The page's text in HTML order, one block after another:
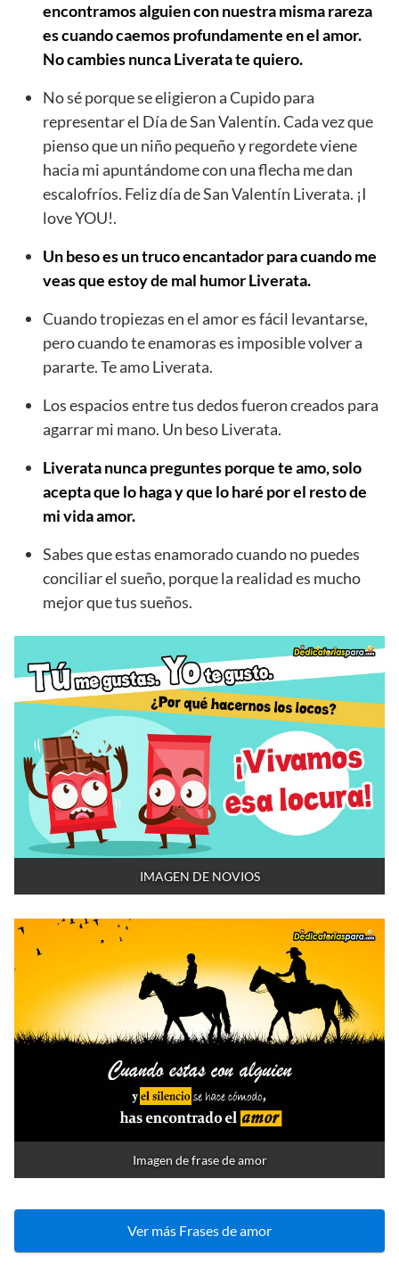
encontramos alguien con nuestra misma rareza
es cuando caemos profundamente en el amor.
No cambies nunca Liverata te quiero.
No sé porque se eligieron a Cupido para
representar el Día de San Valentín. Cada vez que
pienso que un niño pequeño y regordete viene
hacia mi apuntándome con una flecha me dan
escalofríos. Feliz día de San Valentín Liverata. ¡I
love YOU!.
Un beso es un truco encantador para cuando me
veas que estoy de mal humor Liverata.
Cuando tropiezas en el amor es fácil levantarse,
pero cuando te enamoras es imposible volver a
pararte. Te amo Liverata.
Los espacios entre tus dedos fueron creados para
agarrar mi mano. Un beso Liverata.
Liverata nunca preguntes porque te amo, solo
acepta que lo haga y que lo haré por el resto de
mi vida amor.
Sabes que estas enamorado cuando no puedes
conciliar el sueño, porque la realidad es mucho
mejor que tus sueños.
IMAGEN DE NOVIOS
Imagen de frase de amor
Ver más Frases de amor